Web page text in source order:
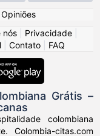
Opiniões
nós Privacidade
Contato FAQ
Grátis –
colombiana
Colombia-citas.com